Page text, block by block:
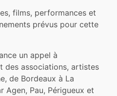
films, performances et
prévus pour cette
un appel à
des associations, artistes
de Bordeaux à La
Agen, Pau, Périgueux et